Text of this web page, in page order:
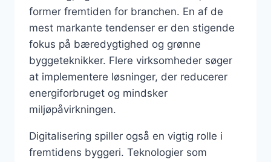
former fremtiden for branchen. En af de
mest markante tendenser er den stigende
fokus på bæredygtighed og grønne
byggeteknikker. Flere virksomheder søger
at implementere løsninger, der reducerer
energiforbruget og mindsker
miljøpåvirkningen.
Digitalisering spiller også en vigtig rolle i
fremtidens byggeri. Teknologier som